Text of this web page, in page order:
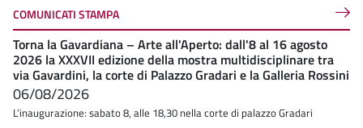
COMUNICATI STAMPA
Torna la Gavardiana – Arte all'Aperto: dall'8 al 16 agosto
2026 la XXXVII edizione della mostra multidisciplinare tra
via Gavardini, la corte di Palazzo Gradari e la Galleria Rossini
06/08/2026
L’inaugurazione: sabato 8, alle 18,30 nella corte di palazzo Gradari